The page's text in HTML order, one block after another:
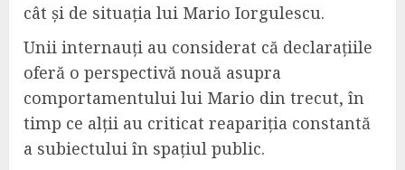
cât și de situația lui Mario Iorgulescu.
Unii internauți au considerat că declarațiile
oferă o perspectivă nouă asupra
comportamentului lui Mario din trecut, în
timp ce alții au criticat reapariția constantă
a subiectului în spațiul public.